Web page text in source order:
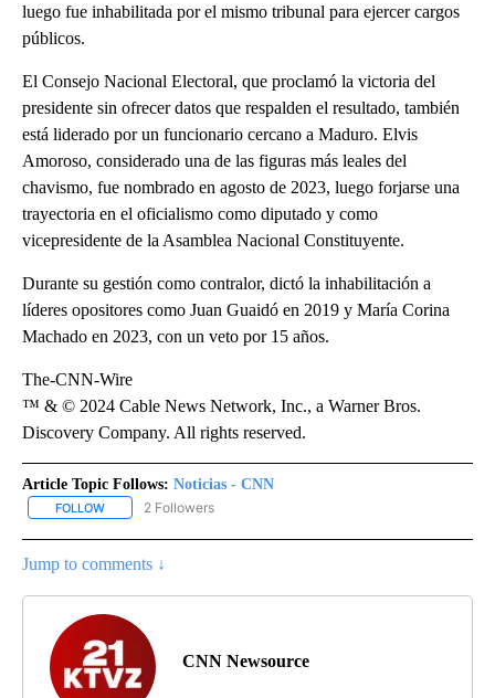
luego fue inhabilitada por el mismo tribunal para ejercer cargos
públicos.
El Consejo Nacional Electoral, que proclamó la victoria del
presidente sin ofrecer datos que respalden el resultado, también
está liderado por un funcionario cercano a Maduro. Elvis
Amoroso, considerado una de las figuras más leales del
chavismo, fue nombrado en agosto de 2023, luego forjarse una
trayectoria en el oficialismo como diputado y como
vicepresidente de la Asamblea Nacional Constituyente.
Durante su gestión como contralor, dictó la inhabilitación a
líderes opositores como Juan Guaidó en 2019 y María Corina
Machado en 2023, con un veto por 15 años.
The-CNN-Wire
™ & © 2024 Cable News Network, Inc., a Warner Bros.
Discovery Company. All rights reserved.
Article Topic Follows: Noticias - CNN
FOLLOW FOLLOW "NOTICIAS - CNN" TO RECEIVE NOTIFICATIONS ABOUT
2 Followers
Jump to comments ↓
CNN Newsource